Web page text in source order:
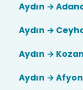
Aydın →
Aydın →
Aydın → Kozan
Aydın →